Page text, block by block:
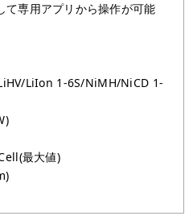
て専用アプリから操作が可能
LiIon 1-6S/NiMH/NiCD 1-
最大値)